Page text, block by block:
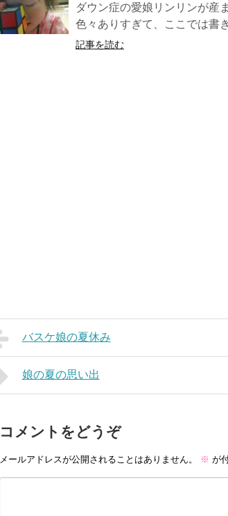
ダウン症の愛娘リンリンが産
色々ありすぎて、ここでは書
記事を読む
バスケ娘の夏休み
娘の夏の思い出
コメントをどうぞ
メールアドレスが公開されることはありません。 ※ が